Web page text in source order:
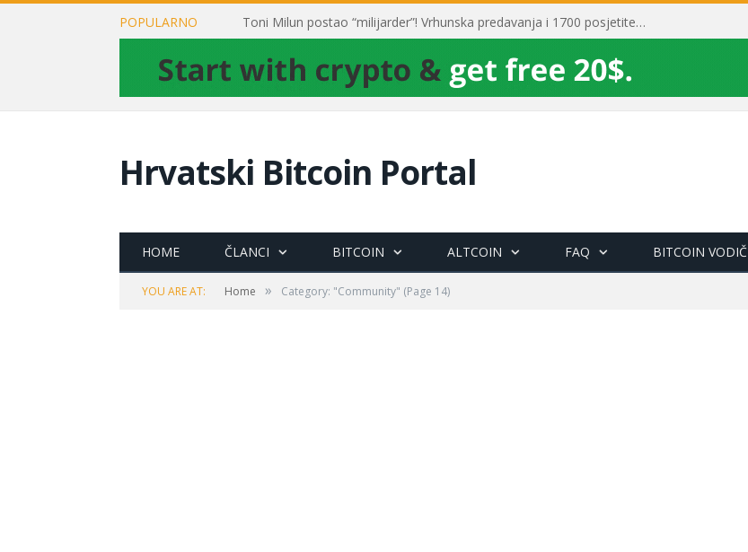
POPULARNO Toni Milun postao “milijarder”! Vrhunska predavanja i 1700 posjetitelja obilježili su mjesec financijske pismenosti
Hrvatski Bitcoin Portal
HOME ČLANCI BITCOIN ALTCOIN FAQ BITCOIN VODIČ
YOU ARE AT: Home » Category: "Community" (Page 14)